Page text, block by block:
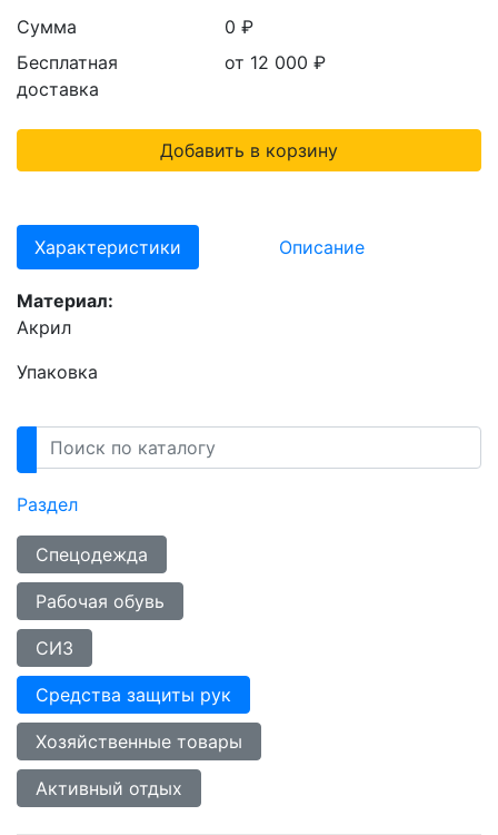
Сумма
Бесплатная
доставка
0 ₽
от 12 000 ₽
Добавить в корзину
Характеристики Описание
Материал:
Акрил
Упаковка
Раздел
Спецодежда
Рабочая обувь
СИЗ
Средства защиты рук
Хозяйственные товары
Активный отдых